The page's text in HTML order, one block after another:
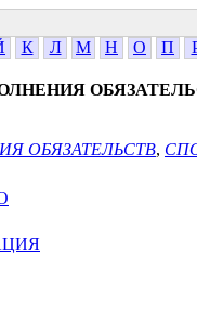
К Л М Н О П
ОБЯЗАТЕЛЬСТВ,